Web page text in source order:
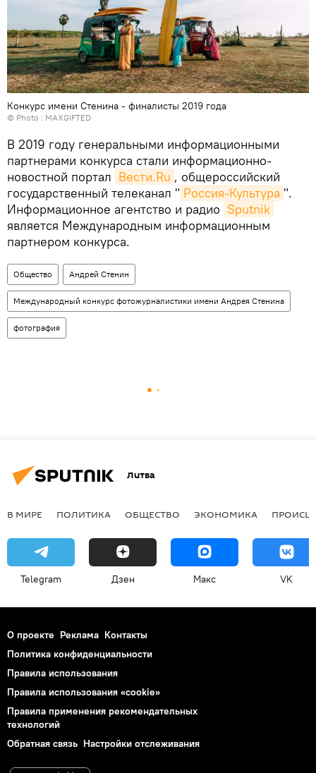
Конкурс имени Стенина - финалисты 2019 года
© Photo : MAXGIFTED
В 2019 году генеральными информационными
партнерами конкурса стали информационно-
новостной портал Вести.Ru , общероссийский
государственный телеканал " Россия-Культура ".
Информационное агентство и радио Sputnik
является Международным информационным
партнером конкурса.
Общество Андрей Стенин
Международный конкурс фотожурналистики имени Андрея Стенина
фотография
Литва
В МИРЕ ПОЛИТИКА ОБЩЕСТВО ЭКОНОМИКА
Telegram Дзен Макс VK
О проекте Реклама Контакты
Политика конфиденциальности
Правила использования
Правила использования «cookie»
Правила применения рекомендательных
технологий
Обратная связь Настройки отслеживания